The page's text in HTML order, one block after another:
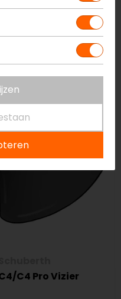
CWR-F2 NXR 2 Vizier
199,95
C4 Pro Vizier